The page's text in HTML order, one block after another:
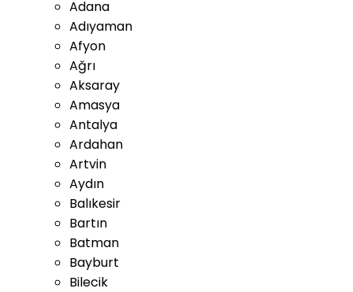
Adana
Adıyaman
Afyon
Ağrı
Aksaray
Amasya
Antalya
Ardahan
Artvin
Aydın
Balıkesir
Bartın
Batman
Bayburt
Bilecik